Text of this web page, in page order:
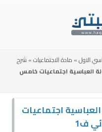
الاول» مادة الاجتماعيات» شرح
العباسية اجتماعيات خامس
اجتماعيات
ف1